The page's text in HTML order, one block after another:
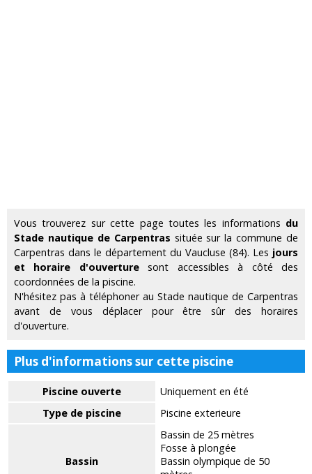
Vous trouverez sur cette page toutes les informations du
Stade nautique de Carpentras située sur la commune de
Carpentras dans le département du Vaucluse (84). Les jours
et horaire d'ouverturesont accessibles à côté des
coordonnées de la piscine.
N'hésitez pas à téléphoner au Stade nautique de Carpentras
avant de vous déplacer pour être sûr des horaires
d'ouverture.
Plus d'informations sur cette piscine
Piscine ouverte
Uniquement en été
Type de piscine
Piscine exterieure
Bassin
Bassin de 25 mètres
Fosse à plongée
Bassin olympique de 50